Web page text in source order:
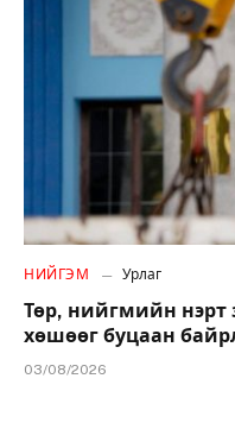
НИЙГЭМ Урлаг
Төр, нийгмийн нэрт
хөшөөг буцаан
03/08/2026